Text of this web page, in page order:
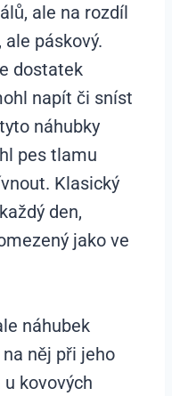
ale na rozdíl
páskový.
dostatek
napít či sníst
náhubky
pes tlamu
Klasický
den,
jako ve
náhubek
něj při jeho
kovových